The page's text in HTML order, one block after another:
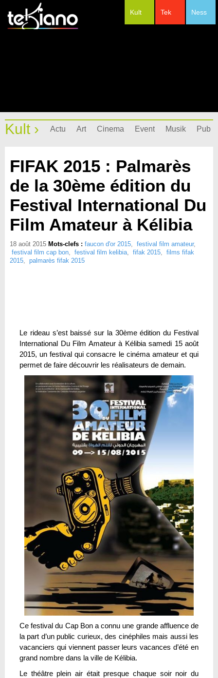
Ness
Tek
Kult
Kult › Actu Art Cinema Event Musik Pub
FIFAK 2015 : Palmarès
de la 30ème édition du
Festival International Du
Film Amateur à Kélibia
18 août 2015 Mots-clefs : faucon d'or 2015, festival film amateur,
festival film cap bon, festival film kelibia, fifak 2015, films fifak
2015, palmarès fifak 2015
Le rideau s’est baissé sur la 30ème édition du Festival
International Du Film Amateur à Kélibia samedi 15 août
2015, un festival qui consacre le cinéma amateur et qui
permet de faire découvrir les réalisateurs de demain.
Ce festival du Cap Bon a connu une grande affluence de
la part d’un public curieux, des cinéphiles mais aussi les
vacanciers qui viennent passer leurs vacances d’été en
grand nombre dans la ville de Kélibia.
Le théâtre plein air était presque chaque soir noir du